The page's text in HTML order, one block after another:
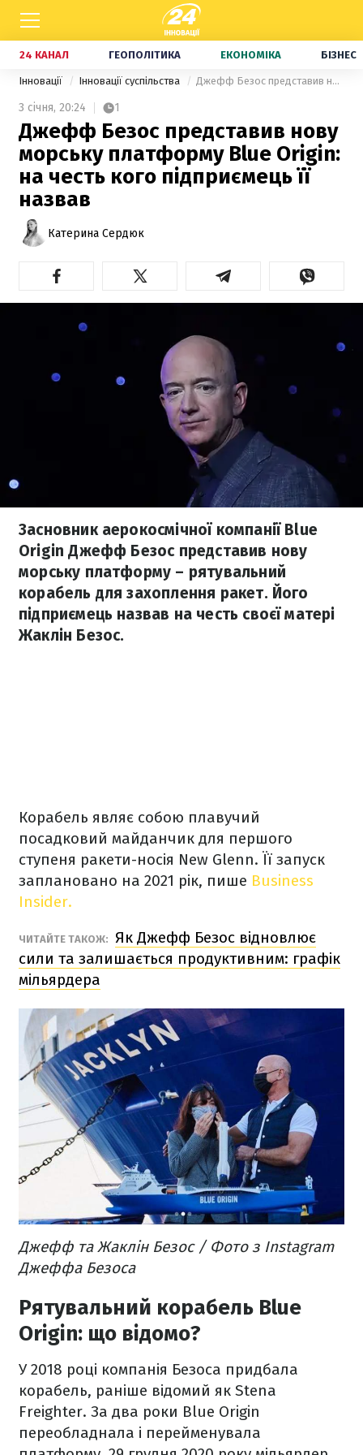
24 КАНАЛ ГЕОПОЛІТИКА ЕКОНОМІКА БІЗНЕС
Інновації Інновації суспільства Джефф Безос представив нову морську платформу Blue Origin: на честь кого підприємець її назвав
3 січня, 20:24 1
Джефф Безос представив нову
морську платформу Blue Origin:
на честь кого підприємець її
назвав
Катерина Сердюк
Засновник аерокосмічної компанії Blue
Origin Джефф Безос представив нову
морську платформу – рятувальний
корабель для захоплення ракет. Його
підприємець назвав на честь своєї матері
Жаклін Безос.
Корабель являє собою плавучий
посадковий майданчик для першого
ступеня ракети-носія New Glenn. Її запуск
заплановано на 2021 рік, пише Business
Insider.
ЧИТАЙТЕ ТАКОЖ: Як Джефф Безос відновлює
сили та залишається продуктивним: графік
мільярдера
Джефф та Жаклін Безос / Фото з Instagram
Джеффа Безоса
Рятувальний корабель Blue
Origin: що відомо?
У 2018 році компанія Безоса придбала
корабель, раніше відомий як Stena
Freighter. За два роки Blue Origin
переобладнала і перейменувала